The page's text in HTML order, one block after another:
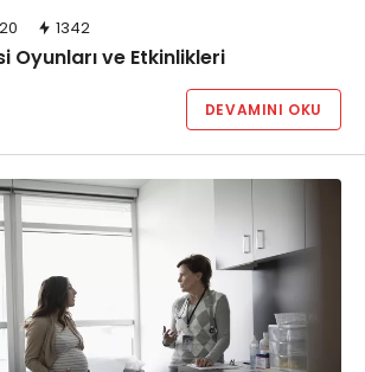
1342
Oyunları ve Etkinlikleri
DEVAMINI OKU